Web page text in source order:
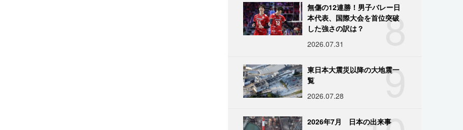
8
無傷の12連勝！男子バレー日
本代表、国際大会を首位突破
した強さの訳は？
2026.07.31
9
東日本大震災以降の大地震一
覧
2026.07.28
2026年7月 日本の出来事